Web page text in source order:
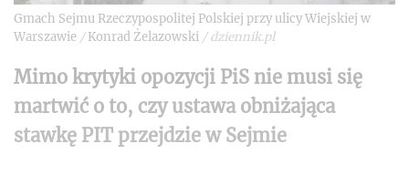
Gmach Sejmu Rzeczypospolitej Polskiej przy ulicy Wiejskiej w
Warszawie / Konrad Żelazowski / dziennik.pl
Mimo krytyki opozycji PiS nie musi się
martwić o to, czy ustawa obniżająca
stawkę PIT przejdzie w Sejmie